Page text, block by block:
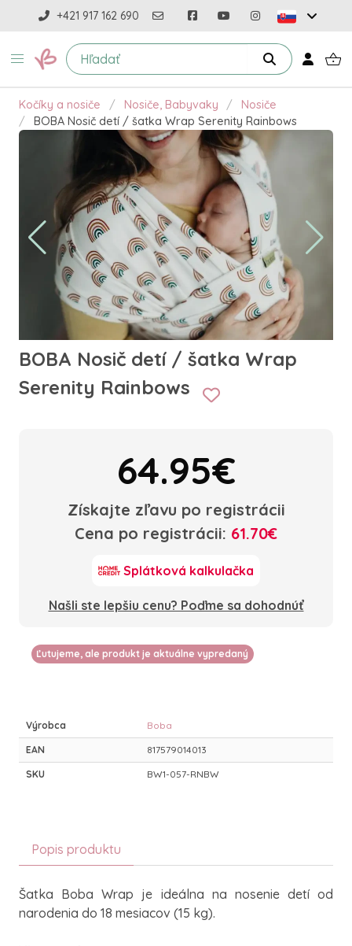
+421 917 162 690
Kočíky a nosiče Nosiče, Babyvaky
Nosiče
BOBA Nosič detí / šatka Wrap Serenity Rainbows
BOBA Nosič detí / šatka Wrap
Serenity Rainbows
64.95€
Získajte zľavu po registrácii
Cena po registrácii: 61.70€
Splátková kalkulačka
Našli ste lepšiu cenu? Poďme sa dohodnúť
Ľutujeme, ale produkt je aktuálne vypredaný
Výrobca Boba
EAN 817579014013
SKU BW1-057-RNBW
Popis produktu
Šatka Boba Wrap je ideálna na nosenie detí od
narodenia do 18 mesiacov (15 kg).